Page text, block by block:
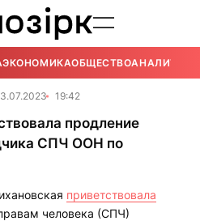
ЭКОНОМИКАОБЩЕСТВОАНАЛИТИКА
19:42
продление
СПЧ ООН по
приветствовала
человека (СПЧ)